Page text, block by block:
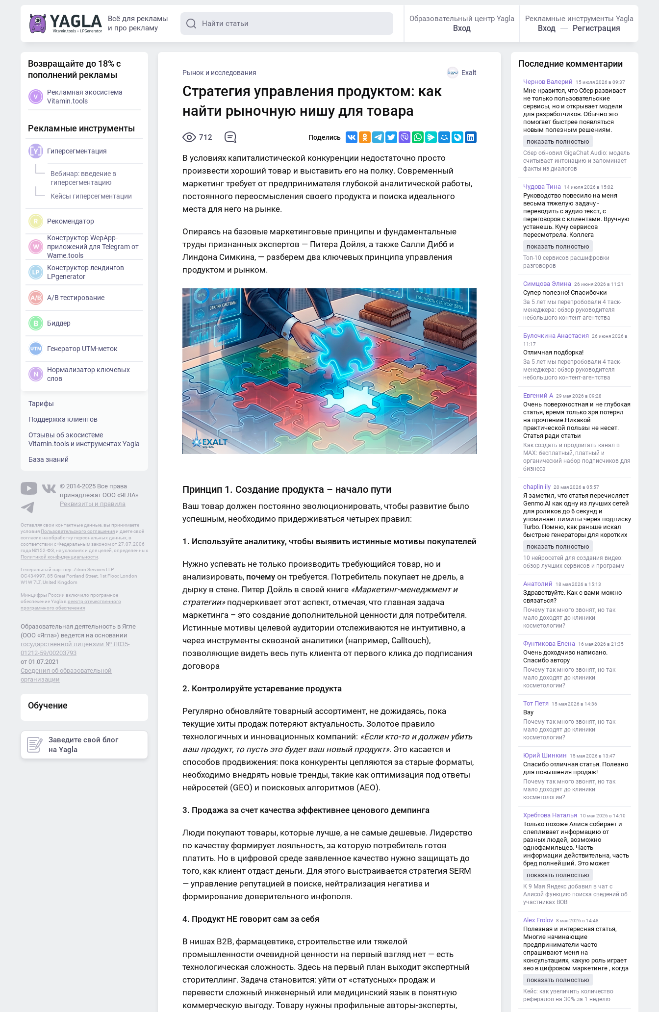
Всё для рекламы
и про рекламу
Образовательный центр Yagla
Вход
Рекламные инструменты Yagla
Вход Регистрация
Рынок и исследования Exalt
Стратегия управления продуктом: как
найти рыночную нишу для товара
712 Поделись
В условиях капиталистической конкуренции недостаточно просто
произвести хороший товар и выставить его на полку. Современный
маркетинг требует от предпринимателя глубокой аналитической работы,
постоянного переосмысления своего продукта и поиска идеального
места для него на рынке.
Опираясь на базовые маркетинговые принципы и фундаментальные
труды признанных экспертов — Питера Дойля, а также Салли Дибб и
Линдона Симкина, — разберем два ключевых принципа управления
продуктом и рынком.
Принцип 1. Создание продукта – начало пути
Ваш товар должен постоянно эволюционировать, чтобы развитие было
успешным, необходимо придерживаться четырех правил:
1. Используйте аналитику, чтобы выявить истинные мотивы покупателей
Нужно успевать не только производить требующийся товар, но и
анализировать, почему он требуется. Потребитель покупает не дрель, а
дырку в стене. Питер Дойль в своей книге «Маркетинг-менеджмент и
стратегии»подчеркивает этот аспект, отмечая, что главная задача
маркетинга – это создание дополнительной ценности для потребителя.
Истинные мотивы целевой аудитории отслеживаются не интуитивно, а
через инструменты сквозной аналитики (например, Calltouch),
позволяющие видеть весь путь клиента от первого клика до подписания
договора
2. Контролируйте устаревание продукта
Регулярно обновляйте товарный ассортимент, не дожидаясь, пока
текущие хиты продаж потеряют актуальность. Золотое правило
технологичных и инновационных компаний: «Если кто-то и должен убить
ваш продукт, то пусть это будет ваш новый продукт». Это касается и
способов продвижения: пока конкуренты цепляются за старые форматы,
необходимо внедрять новые тренды, такие как оптимизация под ответы
нейросетей (GEO) и поисковых алгоритмов (AEO).
3. Продажа за счет качества эффективнее ценового демпинга
Люди покупают товары, которые лучше, а не самые дешевые. Лидерство
по качеству формирует лояльность, за которую потребитель готов
платить. Но в цифровой среде заявленное качество нужно защищать до
того, как клиент отдаст деньги. Для этого выстраивается стратегия SERM
— управление репутацией в поиске, нейтрализация негатива и
формирование доверительного инфополя.
4. Продукт НЕ говорит сам за себя
В нишах B2B, фармацевтике, строительстве или тяжелой
промышленности очевидной ценности на первый взгляд нет — есть
технологическая сложность. Здесь на первый план выходит экспертный
сторителлинг. Задача становится: уйти от «статусных» продаж и
перевести сложный инженерный или медицинский язык в понятную
коммерческую выгоду. Товару нужны профильные авторы-эксперты,
Возвращайте до 18% с
пополнений рекламы
Рекламная экосистема
Vitamin.tools
Рекламные инструменты
Гиперсегментация
Вебинар: введение в
гиперсегментацию
Кейсы гиперсегментации
Рекомендатор
Конструктор WepApp-
приложений для Telegram от
Wame.tools
Конструктор лендингов
LPgenerator
A/B тестирование
Биддер
Генератор UTM-меток
Нормализатор ключевых
слов
Тарифы
Поддержка клиентов
Отзывы об экосистеме
Vitamin.tools и инструментах Yagla
База знаний
© 2014-2025 Все права
принадлежат ООО «ЯГЛА»
Реквизиты и правила
Оставляя свои контактные данные, вы принимаете
условия Пользовательского соглашения и даете своё
согласие на обработку персональных данных, в
соответствии с Федеральным законом от 27.07.2006
года №152-ФЗ, на условиях и для целей, определенных
Политикой конфиденциальности
Генеральный партнер: Zitron Services LLP
OC434997, 85 Great Portland Street, 1st Floor, London
W1W 7LT, United Kingdom
Минцифры России включило програмное
обеспечение Yagla в реестр отечественного
программного обеспечения
Образовательная деятельность в Ягле
(ООО «Ягла») ведется на основании
государственной лицензии № Л035-
01212-59/00203793
от 01.07.2021
Сведения об образовательной
организации
Обучение
Заведите свой блог
на Yagla
Последние комментарии
Чернов Валерий 15 июля 2026 в 09:37
Мне нравится, что Сбер развивает
не только пользовательские
сервисы, но и открывает модели
для разработчиков. Обычно это
помогает быстрее появляться
новым полезным решениям.
показать полностью
Сбер обновил GigaChat Audio: модель
считывает интонацию и запоминает
факты из диалогов
Чудова Тина 14 июля 2026 в 15:02
Руководство повесило на меня
весьма тяжелую задачу -
переводить с аудио текст, с
переговоров с клиентами. Вручную
устанешь. Кучу сервисов
пересмотрела. Коллега
хорошо переводит. Мало
редактировать по итогу. Советую.
показать полностью
Топ-10 сервисов расшифровки
разговоров
Симцова Элина 26 июня 2026 в 11:21
Супер полезно! Спасибочки
За 5 лет мы перепробовали 4 таск-
менеджера: обзор руководителя
небольшого контент-агентства
Булочкина Анастасия
26 июня 2026 в
11:17
Отличная подборка!
За 5 лет мы перепробовали 4 таск-
менеджера: обзор руководителя
небольшого контент-агентства
Евгений А 29 мая 2026 в 09:28
Очень поверхностная и не глубокая
статья, время только зря потерял
на прочтение.Никакой
практической пользы не несет.
Статья ради статьи
Как создать и продвигать канал в
MAX: бесплатный, платный и
органический набор подписчиков для
бизнеса
chaplin ily 20 мая 2026 в 05:57
Я заметил, что статья перечисляет
Genmo.AI как одну из лучших сетей
для роликов до 6 секунд и
упоминает лимиты через подписку
Turbo. Помню, как раньше искал
быстрые генераторы для коротких
такой обзор именно с акцентом на
ограничения и подпись. Image V2
показать полностью
10 нейросетей для создания видео:
обзор лучших сервисов и программ
Анатолий 18 мая 2026 в 15:13
Здравствуйте. Как с вами можно
связаться?
Почему так много звонят, но так
мало доходят до клиники
косметологии?
Фунтикова Елена 16 мая 2026 в 21:35
Очень доходчиво написано.
Спасибо автору
Почему так много звонят, но так
мало доходят до клиники
косметологии?
Тот Петя 15 мая 2026 в 14:36
Вау
Почему так много звонят, но так
мало доходят до клиники
косметологии?
Юрий Шинкин 15 мая 2026 в 13:47
Спасибо отличная статья. Полезно
для повышения продаж!
Почему так много звонят, но так
мало доходят до клиники
косметологии?
Хребтова Наталья 10 мая 2026 в 14:10
Только похоже Алиса собирает и
слепливает информацию от
разных людей, возможно
однофамильцев. Часть
информации действительна, часть
бред полнейший. Это может
дезинформации
показать полностью
К 9 Мая Яндекс добавил в чат с
Алисой функцию поиска сведений об
участниках ВОВ
Alex Frolov 8 мая 2026 в 14:48
Полезная и интересная статья,
Многие начинающие
предприниматели часто
спрашивают меня на
консультациях, какую роль играет
seo в цифровом маркетинге , когда
обсуждаем их проект:
https://aseotop.com/kakuyu-rol-igraet-
seo-v-czifrovom-marketinge/
показать полностью
Кейс: как увеличить количество
рефералов на 30% за 1 неделю